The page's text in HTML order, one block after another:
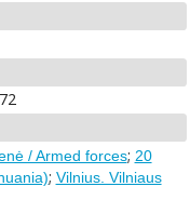
/ Armed forces; 20
; Vilnius. Vilniaus